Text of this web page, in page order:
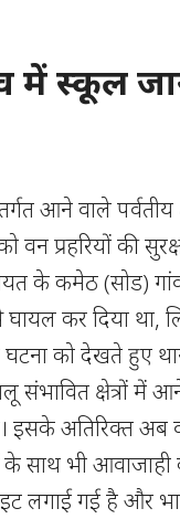
में स्कूल
आने वाले
प्रहरियों की
के कमेठ (सोड)
कर दिया था,
को देखते हुए
संभावित क्षेत्रों में
इसके अतिरिक्त अब
भी आवाजाही
लगाई गई है और